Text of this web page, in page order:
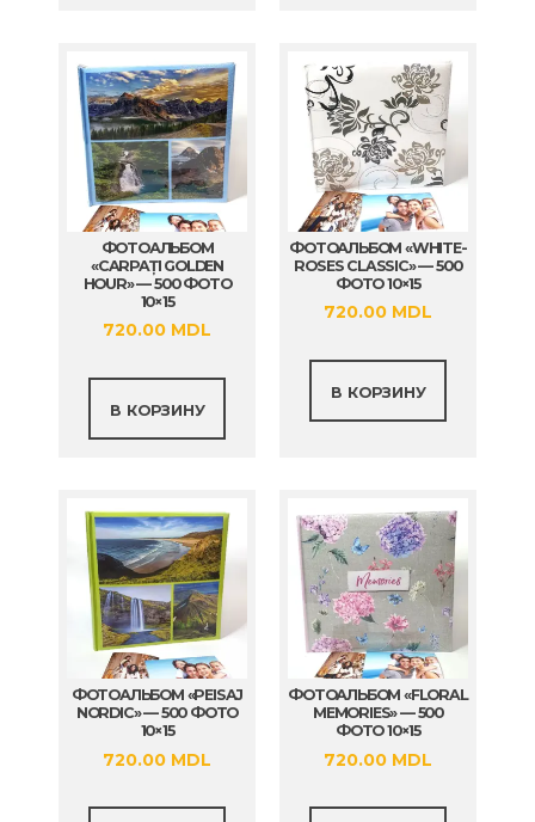
ФОТОАЛЬБОМ
«CARPAȚI GOLDEN
HOUR» — 500 ФОТО
10×15
720.00 MDL
В КОРЗИНУ
ФОТОАЛЬБОМ «WHITE-
ROSES CLASSIC» — 500
ФОТО 10×15
720.00 MDL
В КОРЗИНУ
ФОТОАЛЬБОМ «PEISAJ
NORDIC» — 500 ФОТО
10×15
720.00 MDL
ФОТОАЛЬБОМ «FLORAL
MEMORIES» — 500
ФОТО 10×15
720.00 MDL